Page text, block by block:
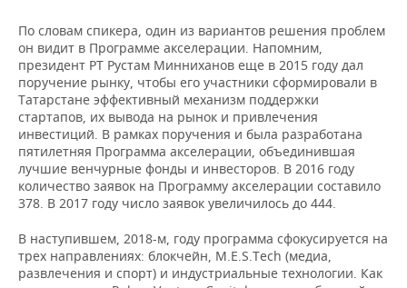
По словам спикера, один из вариантов решения проблем
он видит в Программе акселерации. Напомним,
президент РТ Рустам Минниханов еще в 2015 году дал
поручение рынку, чтобы его участники сформировали в
Татарстане эффективный механизм поддержки
стартапов, их вывода на рынок и привлечения
инвестиций. В рамках поручения и была разработана
пятилетняя Программа акселерации, объединившая
лучшие венчурные фонды и инвесторов. В 2016 году
количество заявок на Программу акселерации составило
378. В 2017 году число заявок увеличилось до 444.
В наступившем, 2018-м, году программа сфокусируется на
трех направлениях: блокчейн, M.E.S.Tech (медиа,
развлечения и спорт) и индустриальные технологии. Как